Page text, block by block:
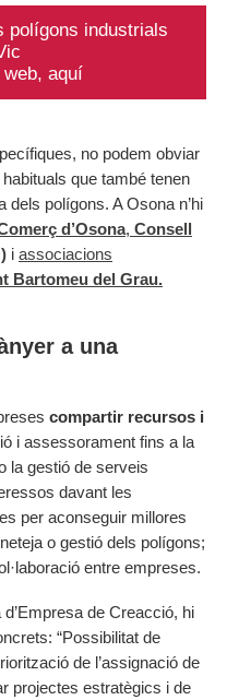
polígons industrials
aquí
no podem obviar
que també tenen
polígons. A Osona n’hi
d’Osona, Consell
i associacions
Bartomeu del Grau.
a una
compartir recursos i
i assessorament fins a la
la gestió de serveis
davant les
per aconseguir millores
o gestió dels polígons;
entre empreses.
d’Empresa de Creacció, hi
“Possibilitat de
de l’assignació de
projectes estratègics i de